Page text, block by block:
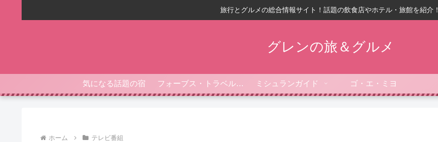
旅行とグルメの総合情報サイト！話題の飲食店やホテル・旅館を紹介！
グレンの旅＆グルメ
気になる話題の宿 フォーブス・トラベルガイド ミシュランガイド ゴ・エ・ミヨ
ホーム テレビ番組